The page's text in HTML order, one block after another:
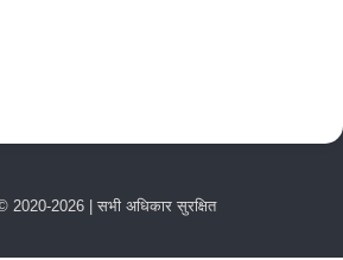
© 2020-2026 | सभी अधिकार सुरक्षित